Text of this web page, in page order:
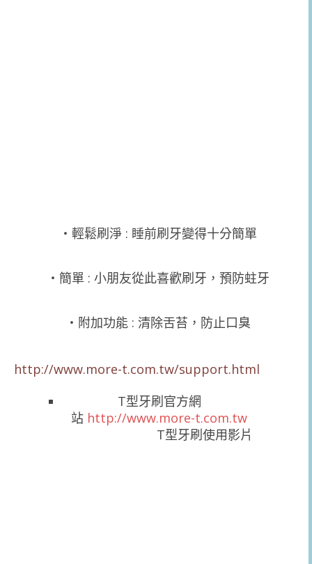
‧輕鬆刷淨 : 睡前刷牙變得十分簡單
‧簡單 : 小朋友從此喜歡刷牙，預防蛀牙
‧附加功能 : 清除舌苔，防止口臭
http://www.more-t.com.tw/support.html
T型牙刷官方網
站 http://www.more-t.com.tw
T型牙刷使用影片